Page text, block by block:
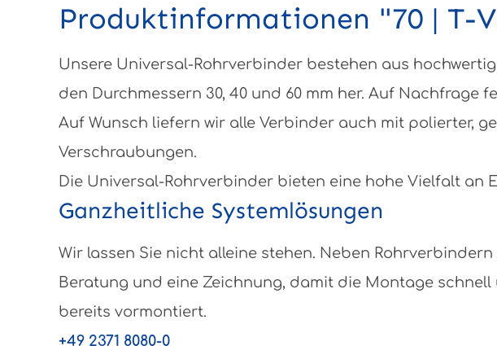
Produktinformationen "70 | T-
Unsere Universal-Rohrverbinder bestehen aus
den Durchmessern 30, 40 und 60 mm her. Auf
Auf Wunsch liefern wir alle Verbinder auch mit polierter,
Verschraubungen.
Die Universal-Rohrverbinder bieten eine hohe Vielfalt an
Ganzheitliche Systemlösungen
Wir lassen Sie nicht alleine stehen. Neben
Beratung und eine Zeichnung, damit die Montage
bereits vormontiert.
+49 2371 8080-0